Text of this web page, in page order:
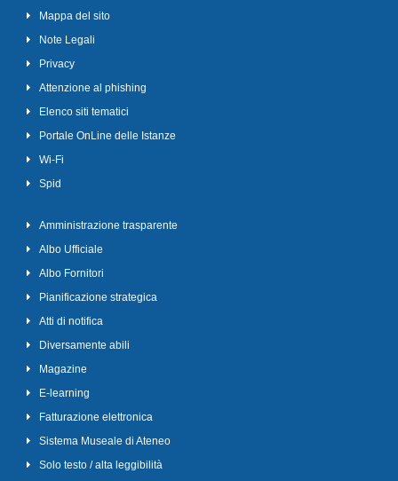
Mappa del sito
Note Legali
Privacy
Attenzione al phishing
Elenco siti tematici
Portale OnLine delle Istanze
Wi-Fi
Spid
Amministrazione trasparente
Albo Ufficiale
Albo Fornitori
Pianificazione strategica
Atti di notifica
Diversamente abili
Magazine
E-learning
Fatturazione elettronica
Sistema Museale di Ateneo
Solo testo / alta leggibilità